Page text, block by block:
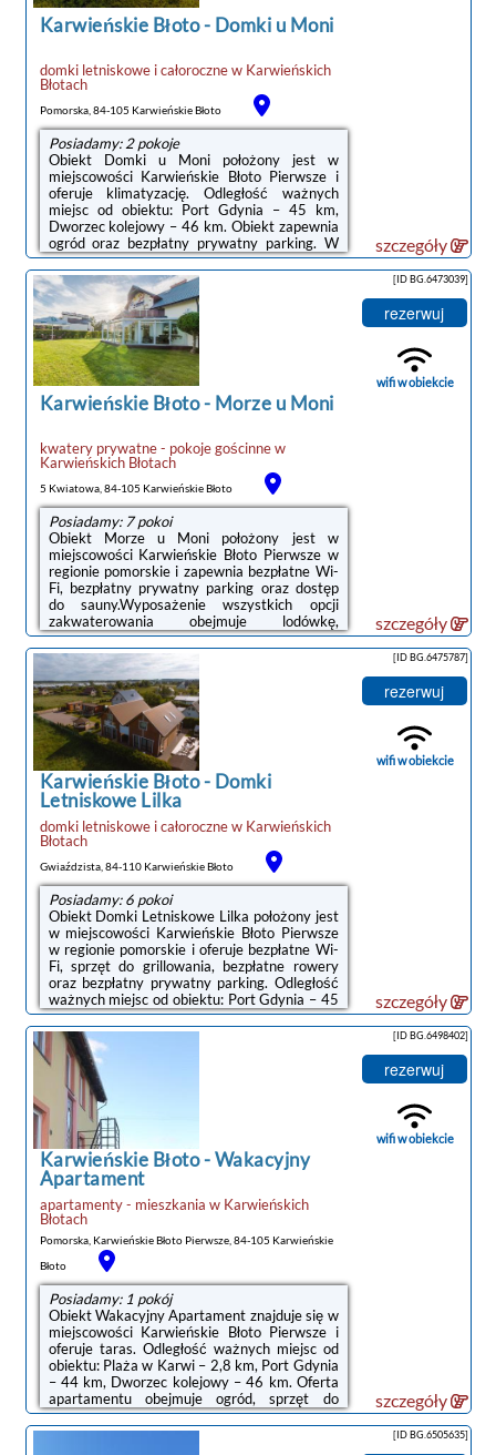
Karwieńskie Błoto- Domki u Moni
domki letniskowe i całorocznew Karwieńskich
Błotach
Pomorska, 84-105 Karwieńskie Błoto
Posiadamy: 2 pokoje
Obiekt Domki u Moni położony jest w
miejscowości Karwieńskie Błoto Pierwsze i
oferuje klimatyzację. Odległość ważnych
miejsc od obiektu: Port Gdynia – 45 km,
Dworzec kolejowy – 46 km. Obiekt zapewnia
ogród oraz bezpłatny prywatny parking. W
okolicy w odległości 2,4 km znajduje się Plaża
w Karwi.W domu wakacyjnym zapewniono
taras, kilka sypialni (2), salon z telewizorem z
płaskim ekranem, aneks kuchenny ze
standardowym wyposażeniem, takim jak
lodówka i płyta kuchenna, a także łazienkę (1)
z prysznicem. Goście mogą podziwiać widok
na ogród.Na terenie obiektu Domki u ...
szczegóły
Karwieńskie Błoto- Morze u Moni
kwatery prywatne - pokoje gościnnew
Karwieńskich Błotach
5 Kwiatowa, 84-105 Karwieńskie Błoto
Posiadamy: 7 pokoi
Obiekt Morze u Moni położony jest w
miejscowości Karwieńskie Błoto Pierwsze w
regionie pomorskie i zapewnia bezpłatne Wi-
Fi, bezpłatny prywatny parking oraz dostęp
do sauny.Wyposażenie wszystkich opcji
zakwaterowania obejmuje lodówkę,
mikrofalówkę, ekspres do kawy, płytę
kuchenną i czajnik.Na miejscu serwowane jest
śniadanie kontynentalne.Podczas pobytu
Goście mogą odprężyć się w
ogrodzie.Odległość ważnych miejsc od
obiektu: Plaża w Karwi – 2,6 km, Port Gdynia
– 45 km. Lotnisko Lotnisko Gdańsk-
Rębiechowo znajduje się 68 km od
obiektu.Doba hotelowa od godziny 15:00 ...
[ID BG.6473039]
rezerwuj
wifi w obiekcie
szczegóły
Karwieńskie Błoto- Domki
Letniskowe Lilka
domki letniskowe i całorocznew Karwieńskich
Błotach
Gwiaździsta, 84-110 Karwieńskie Błoto
Posiadamy: 6 pokoi
Obiekt Domki Letniskowe Lilka położony jest
w miejscowości Karwieńskie Błoto Pierwsze
w regionie pomorskie i oferuje bezpłatne Wi-
Fi, sprzęt do grillowania, bezpłatne rowery
oraz bezpłatny prywatny parking. Odległość
ważnych miejsc od obiektu: Port Gdynia – 45
km.W niektórych opcjach zakwaterowania
znajduje się także aneks kuchenny z lodówką,
mikrofalówką i płytą kuchenną.Na terenie
obiektu Domki Letniskowe Lilka dostępny
jest ogród i taras.Odległość ważnych miejsc
od obiektu: Dworzec kolejowy – 46 km,
Stocznia Gdynia – 48 km. Lotnisko Lotnisko
Gdańsk-Rębiechowo ...
[ID BG.6475787]
rezerwuj
wifi w obiekcie
szczegóły
noclegi Karwieńskie
Błoto
Karwieńskie Błoto-Wakacyjny
Apartament
apartamenty - mieszkania w Karwieńskich
Błotach
Pomorska, Karwieńskie Błoto Pierwsze, 84-105 Karwieńskie
Błoto
Posiadamy: 1 pokój
Obiekt Wakacyjny Apartament znajduje się w
miejscowości Karwieńskie Błoto Pierwsze i
oferuje taras. Odległość ważnych miejsc od
obiektu: Plaża w Karwi – 2,8 km, Port Gdynia
– 44 km, Dworzec kolejowy – 46 km. Oferta
apartamentu obejmuje ogród, sprzęt do
grillowania, bezpłatne Wi-Fi oraz bezpłatny
prywatny parking.W apartamencie
[ID BG.6498402]
rezerwuj
wifi w obiekcie
szczegóły
[ID BG.6505635]